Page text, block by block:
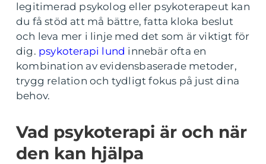
legitimerad psykolog eller psykoterapeut kan
du få stöd att må bättre, fatta kloka beslut
och leva mer i linje med det som är viktigt för
dig. psykoterapi lund innebär ofta en
kombination av evidensbaserade metoder,
trygg relation och tydligt fokus på just dina
behov.
Vad psykoterapi är och när
den kan hjälpa